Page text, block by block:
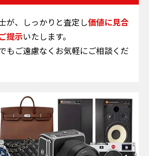
が、しっかりと査定し価値に見合
提示いたします。
もご遠慮なくお気軽にご相談くだ